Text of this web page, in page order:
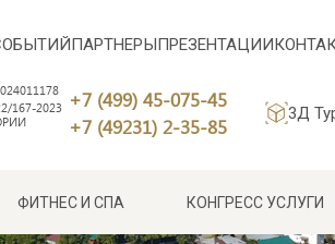
ПАРТНЕРЫПРЕЗЕНТАЦИИ
167-2023 +7 (499) 45-075-45
+7 (49231) 2-35-85
3Д
ФИТНЕС И СПА КОНГРЕСС УСЛУГИ